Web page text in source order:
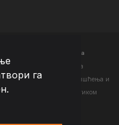
га
- Сва права задржана
слажете се са нашим <а
коришћења и
pravila-privatnosti">Политиком